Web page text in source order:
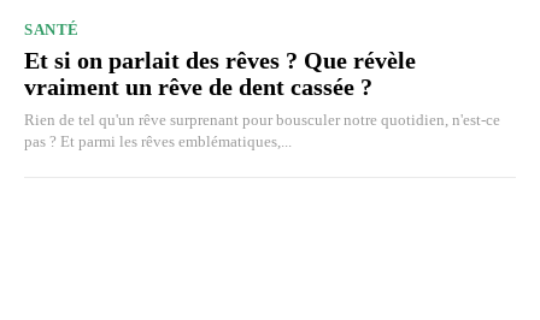
SANTÉ
Et si on parlait des rêves ? Que révèle
vraiment un rêve de dent cassée ?
Rien de tel qu'un rêve surprenant pour bousculer notre quotidien, n'est-ce
pas ? Et parmi les rêves emblématiques,...